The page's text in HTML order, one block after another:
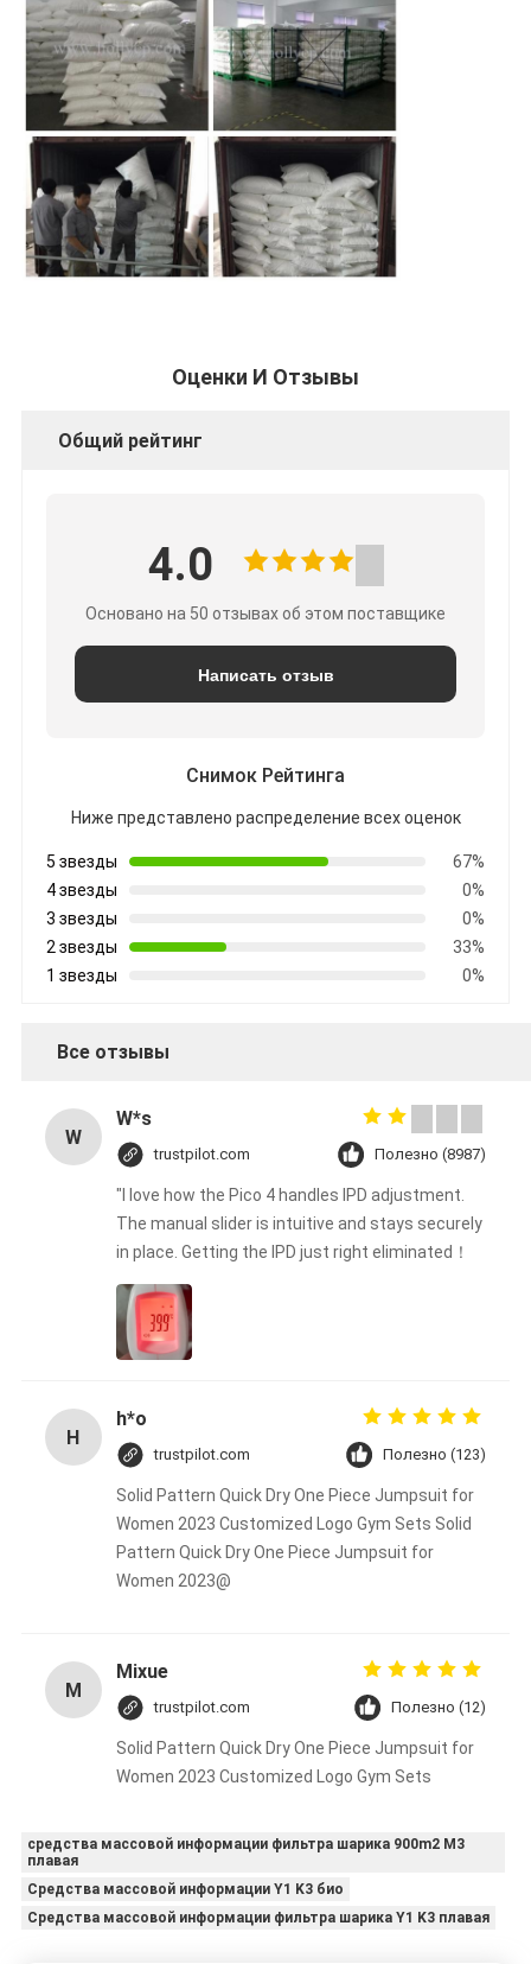
Оценки И Отзывы
Общий рейтинг
4.0
Основано на 50 отзывах об этом поставщике
Написать отзыв
Снимок Рейтинга
Ниже представлено распределение всех оценок
5 звезды
67%
4 звезды
0%
3 звезды
0%
2 звезды
33%
1 звезды
0%
Все отзывы
W
W*s
trustpilot.com Полезно (8987)
"I love how the Pico 4 handles IPD adjustment.
The manual slider is intuitive and stays securely
in place. Getting the IPD just right eliminated！
H
h*o
trustpilot.com Полезно (123)
Solid Pattern Quick Dry One Piece Jumpsuit for
Women 2023 Customized Logo Gym Sets Solid
Pattern Quick Dry One Piece Jumpsuit for
Women 2023@
M
Mixue
trustpilot.com Полезно (12)
Solid Pattern Quick Dry One Piece Jumpsuit for
Women 2023 Customized Logo Gym Sets
средства массовой информации фильтра шарика 900m2 M3
плавая
Средства массовой информации Y1 K3 био
Средства массовой информации фильтра шарика Y1 K3 плавая